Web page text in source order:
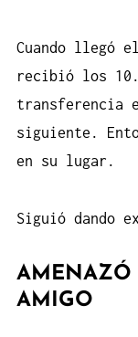
Cuando llegó
recibió los
transferencia
siguiente.
en su lugar.
Siguió dando
AMENAZÓ
AMIGO